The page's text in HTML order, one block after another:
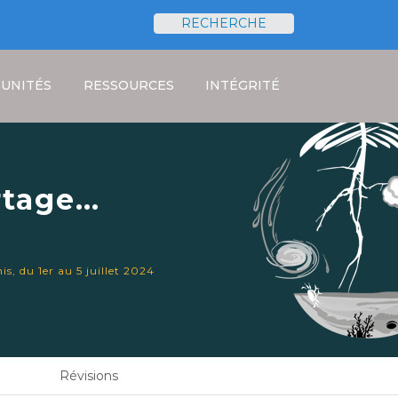
RECHERCHE
RESSOURCES INTÉGRITÉ
Copernicea.
du 1er au 5 juillet 2024
Révisions